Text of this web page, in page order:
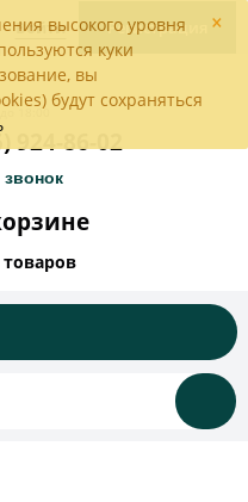
×
высокого уровня
куки
вы
будут сохраняться
Войти Регистрация
18:00
924-86-02
звонок